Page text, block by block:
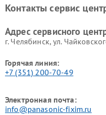
Контакты сервис
Адрес сервисного
г. Челябинск, ул.
Горячая линия:
+7 (351) 200-70-49
Электронная почта:
info@panasonic-fixim.ru